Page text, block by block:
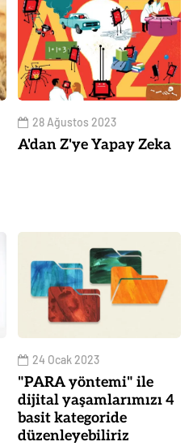
28 Ağustos 2023
A'dan Z'ye Yapay Zeka
24 Ocak 2023
"PARA yöntemi" ile
dijital yaşamlarımızı 4
basit kategoride
düzenleyebiliriz